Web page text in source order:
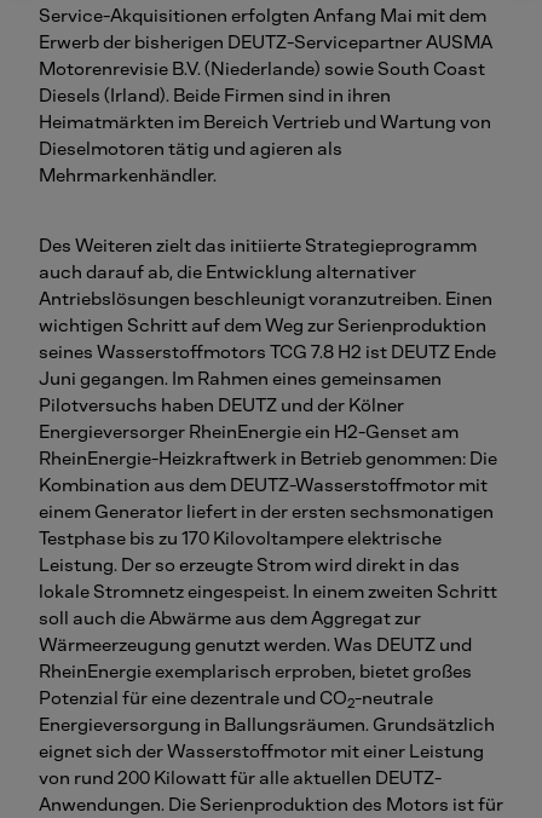
Service-Akquisitionen erfolgten Anfang Mai mit dem
Erwerb der bisherigen DEUTZ-Servicepartner AUSMA
Motorenrevisie B.V. (Niederlande) sowie South Coast
Diesels (Irland). Beide Firmen sind in ihren
Heimatmärkten im Bereich Vertrieb und Wartung von
Dieselmotoren tätig und agieren als
Mehrmarkenhändler.
Des Weiteren zielt das initiierte Strategieprogramm
auch darauf ab, die Entwicklung alternativer
Antriebslösungen beschleunigt voranzutreiben. Einen
wichtigen Schritt auf dem Weg zur Serienproduktion
seines Wasserstoffmotors TCG 7.8 H2 ist DEUTZ Ende
Juni gegangen. Im Rahmen eines gemeinsamen
Pilotversuchs haben DEUTZ und der Kölner
Energieversorger RheinEnergie ein H2-Genset am
RheinEnergie-Heizkraftwerk in Betrieb genommen: Die
Kombination aus dem DEUTZ-Wasserstoffmotor mit
einem Generator liefert in der ersten sechsmonatigen
Testphase bis zu 170 Kilovoltampere elektrische
Leistung. Der so erzeugte Strom wird direkt in das
lokale Stromnetz eingespeist. In einem zweiten Schritt
soll auch die Abwärme aus dem Aggregat zur
Wärmeerzeugung genutzt werden. Was DEUTZ und
RheinEnergie exemplarisch erproben, bietet großes
Potenzial für eine dezentrale und CO2-neutrale
Energieversorgung in Ballungsräumen. Grundsätzlich
eignet sich der Wasserstoffmotor mit einer Leistung
von rund 200 Kilowatt für alle aktuellen DEUTZ-
Anwendungen. Die Serienproduktion des Motors ist für